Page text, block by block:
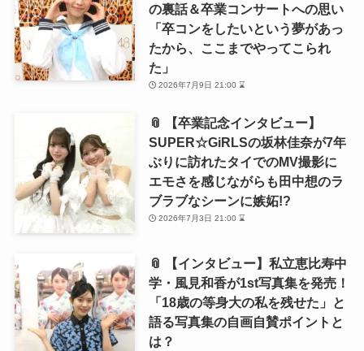
の裏話＆卒業コンサートへの思い
「卒コンをしたいという夢があっ
たから、ここまでやってこられ
た」
2026年7月9日 21:00 ⌛
📎 【卒業記念インタビュー】
SUPER☆GiRLSの坂林佳奈が7年
ぶりに訪れたタイでのMV撮影に
エモさを感じながらも田中想のラ
ブラブなシーンに嫉妬!?
2026年7月3日 21:00 ⌛
📎 【インタビュー】私立恵比寿中
学・風見和香が1st写真集を発売！
「18歳の等身大の私を残せた」と
語る写真集の自画自賛ポイントと
は？